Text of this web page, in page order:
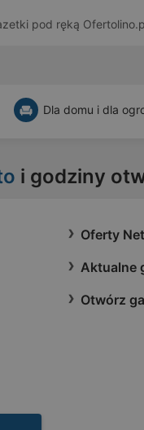
pod ręką
Dla domu i dla
i godziny
Oferty
Aktualne
Otwórz